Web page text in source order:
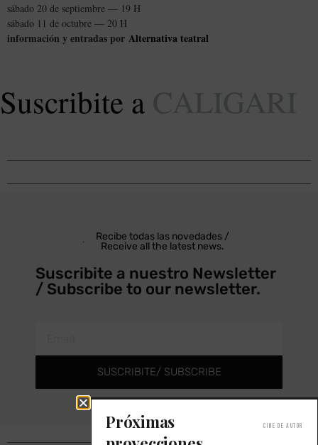
sábado 20 de septiembre — 19 H
sábado 11 de octubre — 20 H
información y entradas por Alternativa teatral
Suscribite a CALIGARI
Recibe todas las novedades /
Receive all the latest news.
Suscribite a nuestro Newsletter
/ Subscribe to our newsletter.
SUSCRIBITE/ SUBSCRIBE
Próximas
Cine de autor